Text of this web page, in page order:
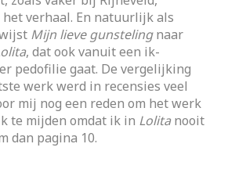
verhaal. En natuurlijk als
Mijn lieve gunstelingnaar
, dat ook vanuit een ik-
pedofilie gaat. De vergelijking
werk werd in recensies veel
mij nog een reden om het werk
te mijden omdat ik in Lolitanooit
dan pagina 10.